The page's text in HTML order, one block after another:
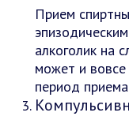
Прием
алкоголик на
может и вовсе
период